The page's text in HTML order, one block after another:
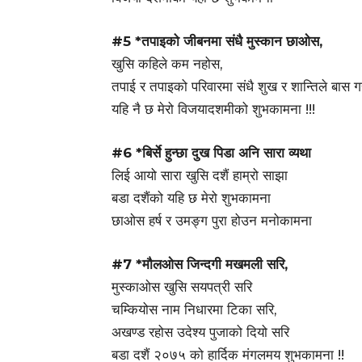
#5 *तपाइको जीबनमा संधै मुस्कान छाओस,
खुसि कहिले कम नहोस,
तपाई र तपाइको परिवारमा संधै शुख र शान्तिले बास
यहि नै छ मेरो विजयादशमीको शुभकामना !!!
#6 *बिर्से हुन्छा दुख पिडा अनि सारा व्यथा
लिई आयो सारा खुसि दशैं हाम्रो साझा
बडा दशैंको यहि छ मेरो शुभकामना
छाओस हर्ष र उमङ्ग पुरा होउन मनोकामना
#7 *मौलओस जिन्दगी मखमली सरि,
मुस्काओस खुसि सयपत्री सरि
चम्कियोस नाम निधारमा टिका सरि,
अखण्ड रहोस उदेश्य पुजाको दियो सरि
बडा दशैं २०७५ को हार्दिक मंगलमय शुभकामना !!